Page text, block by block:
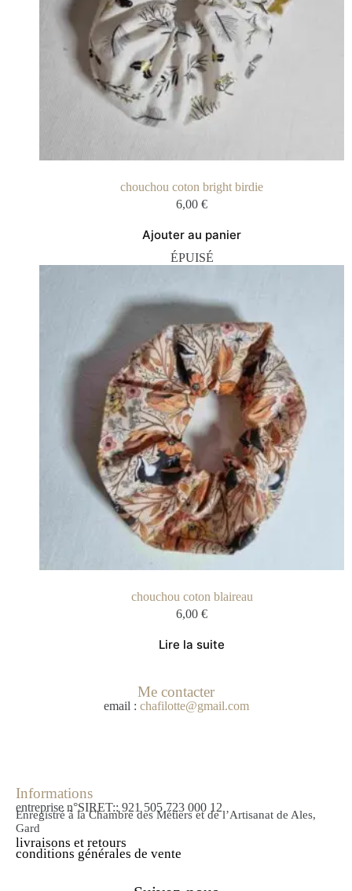
chouchou coton bright birdie
6,00 €
Ajouter au panier
ÉPUISÉ
chouchou coton blaireau
6,00 €
Lire la suite
Me contacter
email : chafilotte@gmail.com
Informations
entreprise n°SIRET:: 921 505 723 000 12
Enregistré à la Chambre des Métiers et de l’Artisanat de Ales,
Gard
livraisons et retours
conditions générales de vente